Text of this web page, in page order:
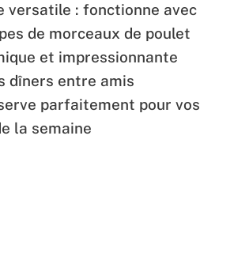
versatile : fonctionne avec
de morceaux de poulet
et impressionnante
dîners entre amis
parfaitement pour vos
la semaine